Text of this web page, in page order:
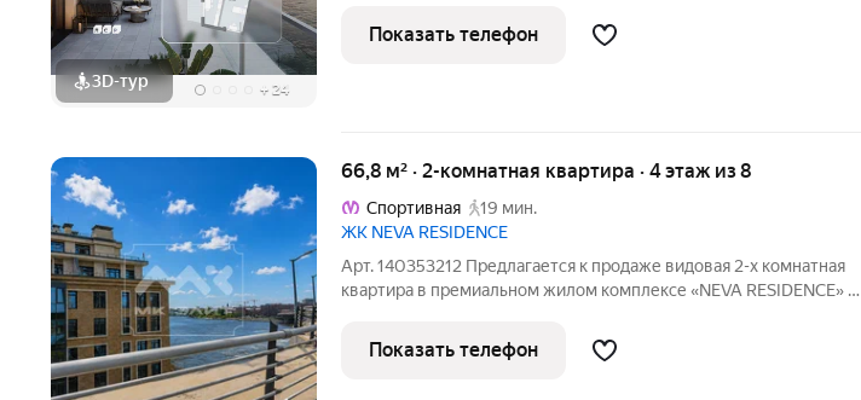
3D-тур + 24
этаже. Общая площадь составляет 70.80 кв. м. Квартира без
отделки. Особенность
Показать телефон
66,8 м² · 2-комнатная квартира · 4 этаж из 8
Спортивная
19 мин.
ЖК NEVA RESIDENCE
Арт. 140353212 Предлагается к продаже видовая 2-х комнатная
квартира в премиальном жилом комплексе «NEVA RESIDENCE» Из
Удобная двухсторонняя планировка. Самая привлекательная цена
на 2-х
Показать телефон